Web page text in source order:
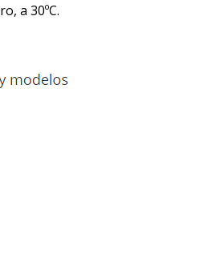
a 30ºC.